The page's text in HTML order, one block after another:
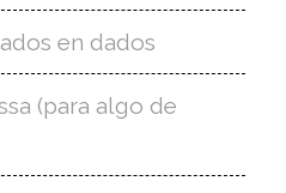
en dados
(para algo de